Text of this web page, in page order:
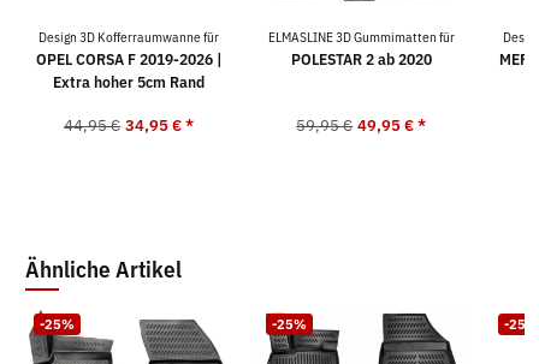
Design 3D Kofferraumwanne für
OPEL CORSA F 2019-2026 |
Extra hoher 5cm Rand
44,95 € 34,95 €*
ELMASLINE 3D Gummimatten für
POLESTAR 2 ab 2020
59,95 € 49,95 €*
Ähnliche Artikel
-25% -25% -25%